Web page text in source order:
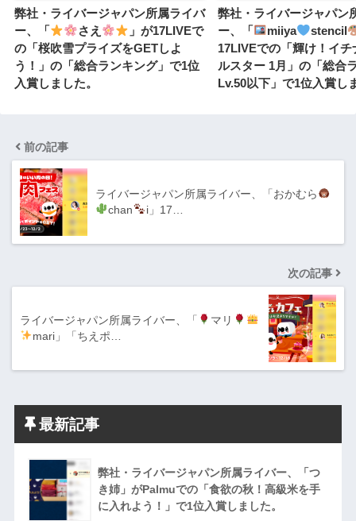
弊社・ライバージャパン所属ライバ
ー、「
さえ
」が17LIVEで
の「桜吹雪プライズをGETしよ
う！」の「総合ランキング」で1位
入賞しました。
弊社・ライバージャパン
ー、「
miiya
stencil
17LIVEでの「輝け！イチ
ルスター 1月」の「総合
Lv.50以下」で1位入賞し
前の記事
ライバージャパン所属ライバー、「おかむら
chan
i」17…
次の記事
ライバージャパン所属ライバー、「
マリ
mari」「ちえポ…
最新記事
弊社・ライバージャパン所属ライバー、「つ
き姉」がPalmuでの「食欲の秋！高級米を手
に入れよう！」で1位入賞しました。